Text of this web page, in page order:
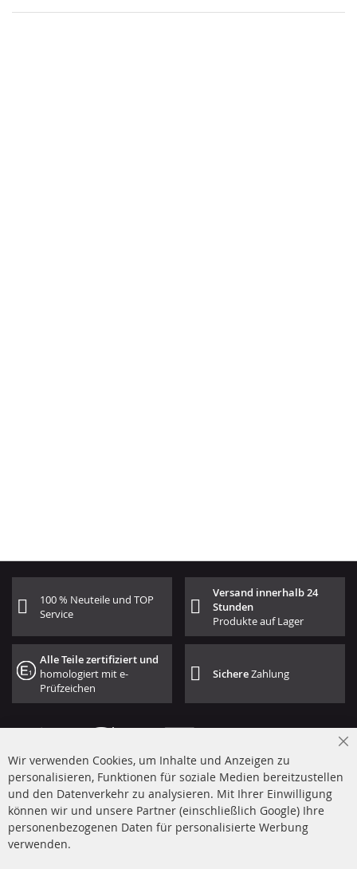
100 % Neuteile und TOP
Service
Versand innerhalb 24
Stunden
Produkte auf Lager
Alle Teile zertifiziert und
homologiert mit e-
Prüfzeichen
SichereZahlung
+49 (0) 4533 799 00 0
Mo-Do: 09-17 Uhr, Fr 09-16 Uhr
info@contra-automotive.de
Wir verwenden Cookies, um Inhalte und Anzeigen zu
personalisieren, Funktionen für soziale Medien bereitzustellen
und den Datenverkehr zu analysieren. Mit Ihrer Einwilligung
können wir und unsere Partner (einschließlich Google) Ihre
personenbezogenen Daten für personalisierte Werbung
verwenden.